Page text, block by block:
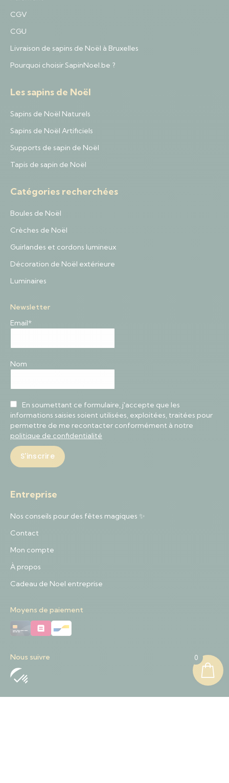
CGV
CGU
Livraison de sapins de Noël à Bruxelles
Pourquoi choisir SapinNoel.be ?
Les sapins de Noël
Sapins de Noël Naturels
Sapins de Noël Artificiels
Supports de sapin de Noël
Tapis de sapin de Noël
Catégories recherchées
Boules de Noël
Crèches de Noël
Guirlandes et cordons lumineux
Décoration de Noël extérieure
Luminaires
Newsletter
Email*
Nom
En soumettant ce formulaire, j'accepte que les
informations saisies soient utilisées, exploitées, traitées pour
permettre de me recontacter conformément à notre
politique de confidentialité
Entreprise
Nos conseils pour des fêtes magiques ✨
Contact
Mon compte
À propos
Cadeau de Noel entreprise
Moyens de paiement
Nous suivre 0